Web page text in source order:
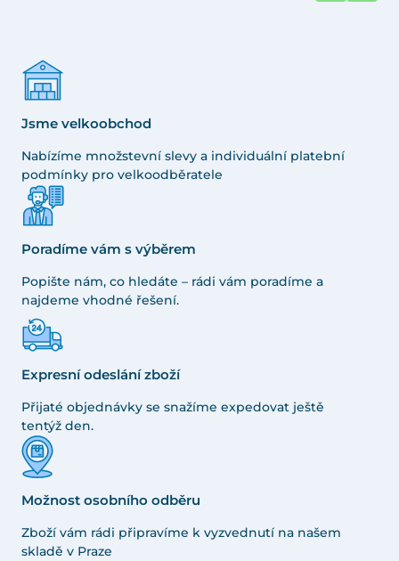
Jsme velkoobchod
Nabízíme množstevní slevy a individuální platební
podmínky pro velkoodběratele
Poradíme vám s výběrem
Popište nám, co hledáte – rádi vám poradíme a
najdeme vhodné řešení.
Expresní odeslání zboží
Přijaté objednávky se snažíme expedovat ještě
tentýž den.
Možnost osobního odběru
Zboží vám rádi připravíme k vyzvednutí na našem
skladě v Praze